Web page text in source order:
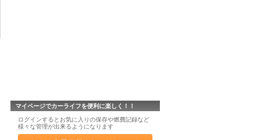
マイページでカーライフを便利に楽しく！！
ログインするとお気に入りの保存や燃費記録など
様々な管理が出来るようになります